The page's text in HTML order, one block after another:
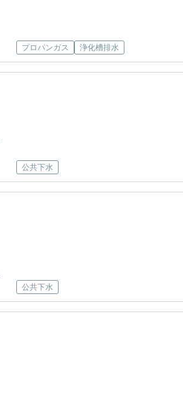
プロパンガス 浄化槽排水
公共下水
公共下水